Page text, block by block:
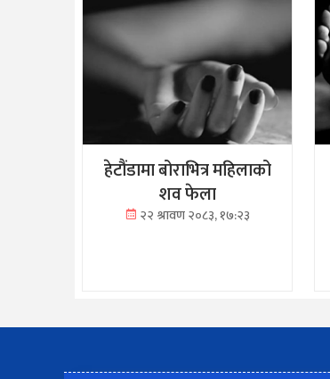
हेटौंडामा बोराभित्र महिलाको
शव फेला
२२ श्रावण २०८३, १७:२३